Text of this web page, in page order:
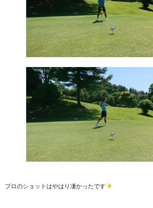
プロのショットはやはり凄かったです